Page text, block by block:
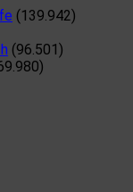
(139.942)
(96.501)